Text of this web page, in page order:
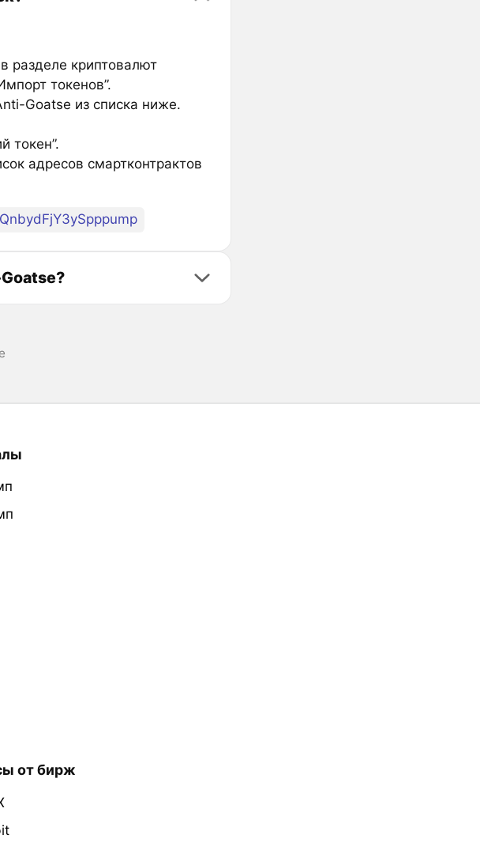
разделе криптовалют
токенов”.
Goatse из списка ниже.
токен”.
адресов смартконтрактов
от бирж